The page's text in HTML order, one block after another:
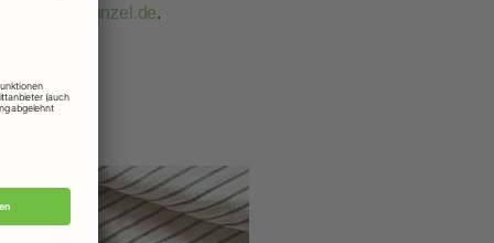
:
info@rapunzel.de.
Life